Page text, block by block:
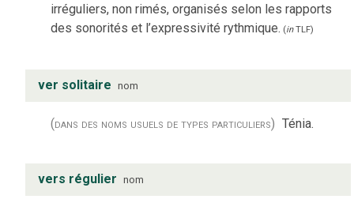
irréguliers, non rimés, organisés selon les rapports
des sonorités et l’expressivité rythmique. (inTLF)
ver solitaire nom
(dans des noms usuels de types particuliers) Ténia.
vers régulier nom